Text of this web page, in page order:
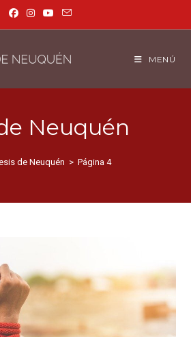
MENÚ
Neuquén
de Neuquén > Página 4